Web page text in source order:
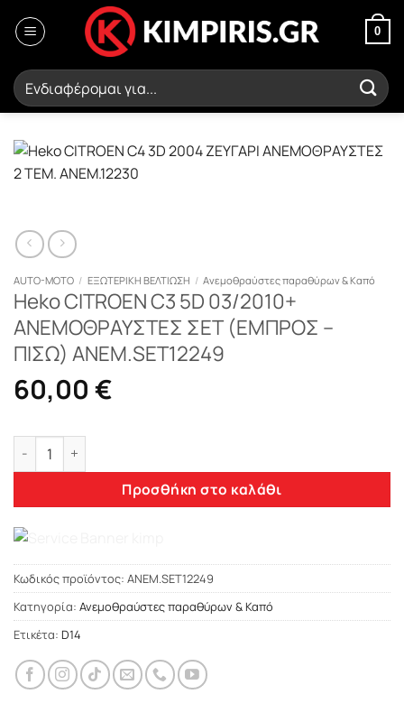
στο
0
Αναζήτηση
για:
AUTO-MOTO / ΕΞΩΤΕΡΙΚΗ ΒΕΛΤΙΩΣΗ / Ανεμοθραύστες παραθύρων & Καπό
Heko CITROEN C3 5D 03/2010+
ΑΝΕΜΟΘΡΑΥΣΤΕΣ ΣΕΤ (ΕΜΠΡΟΣ –
ΠΙΣΩ) ΑΝΕΜ.SET12249
60,00 €
Heko CITROEN C3 5D 03/2010+ ΑΝΕΜΟΘΡΑΥΣΤΕΣ ΣΕΤ
Προσθήκη στο καλάθι
Κωδικός προϊόντος: ΑΝΕΜ.SET12249
Κατηγορία: Ανεμοθραύστες παραθύρων & Καπό
Ετικέτα: D14